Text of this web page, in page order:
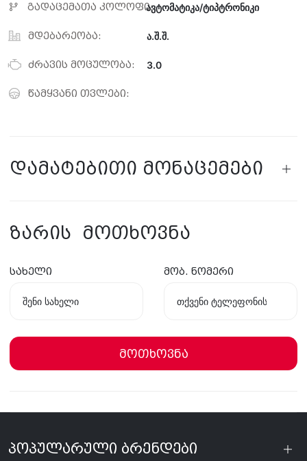
გადაცემათა კოლოფი:ავტომატიკა/ტიპტრონიკი
მდებარეობა: ა.შ.შ.
ძრავის მოცულობა: 3.0
წამყვანი თვლები:
დამატებითი მონაცემები
ზარის მოთხოვნა
სახელი მობ. ნომერი
მოთხოვნა
პოპულარული ბრენდები